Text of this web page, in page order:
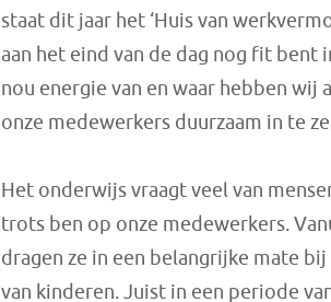
staat dit jaar het ‘Huis van
aan het eind van de dag nog fit bent
nou energie van en waar hebben wij
onze medewerkers duurzaam in te
Het onderwijs vraagt veel van
trots ben op onze medewerkers.
dragen ze in een belangrijke mate
van kinderen. Juist in een periode